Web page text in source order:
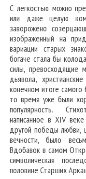
С легкостью можно
или даже целую
заворожено
изображенный на
вариации старых
богаче стала бы
силы, превосходящие
дьявола,
конечном итоге самого
то время уже были
популярность.
написанное в XIV
другой победы любви,
вечности, было
Вдобавок в самом
символическая
половине Старших